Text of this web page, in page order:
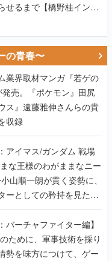
せるまで【橋野桂インタ
の青春〜
業界取材マンガ『若ゲの
売。『ポケモン』田尻
ス』遠藤雅伸さんらの貴
収録
イマス/ガンダム 戦場
な王様のわがままなニー
山順一朗が貫く姿勢に、
ーとしての矜持を見た
終回】
バーチャファイター編】
ために、軍事技術を採り
勢を味方につけて、ゲー